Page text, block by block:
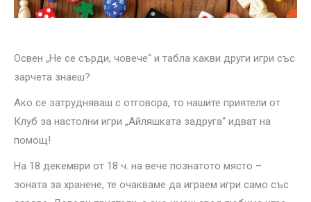
Освен „Не се сърди, човече“ и табла какви други игри със
зарчета знаеш?
Ако се затрудняваш с отговора, то нашите приятели от
Клуб за настолни игри „Айляшката задруга“ идват на
помощ!
На 18 декември от 18 ч. на вече познатото място –
зоната за хранене, те очакваме да играем игри само със